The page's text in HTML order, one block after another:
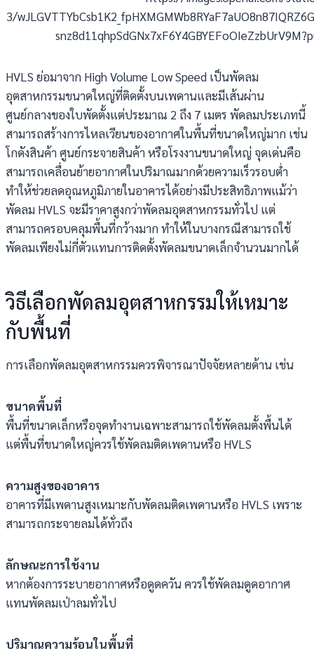
HVLS ย่อมาจาก High Volume Low Speed เป็นพัดลม
อุตสาหกรรมขนาดใหญ่ที่ติดตั้งบนเพดานและมีเส้นผ่าน
ศูนย์กลางของใบพัดตั้งแต่ประมาณ 2 ถึง 7 เมตร พัดลมประเภทนี้
สามารถสร้างการไหลเวียนของอากาศในพื้นที่ขนาดใหญ่มาก เช่น
โกดังสินค้า ศูนย์กระจายสินค้า หรือโรงงานขนาดใหญ่ จุดเด่นคือ
สามารถเคลื่อนย้ายอากาศในปริมาณมากด้วยความเร็วรอบต่ำ
ทำให้ช่วยลดอุณหภูมิภายในอาคารได้อย่างมีประสิทธิภาพแม้ว่า
พัดลม HVLS จะมีราคาสูงกว่าพัดลมอุตสาหกรรมทั่วไป แต่
สามารถครอบคลุมพื้นที่กว้างมาก ทำให้ในบางกรณีสามารถใช้
พัดลมเพียงไม่กี่ตัวแทนการติดตั้งพัดลมขนาดเล็กจำนวนมากได้
วิธีเลือกพัดลมอุตสาหกรรมให้เหมาะ
กับพื้นที่
การเลือกพัดลมอุตสาหกรรมควรพิจารณาปัจจัยหลายด้าน เช่น
ขนาดพื้นที่
พื้นที่ขนาดเล็กหรือจุดทำงานเฉพาะสามารถใช้พัดลมตั้งพื้นได้
แต่พื้นที่ขนาดใหญ่ควรใช้พัดลมติดเพดานหรือ HVLS
ความสูงของอาคาร
อาคารที่มีเพดานสูงเหมาะกับพัดลมติดเพดานหรือ HVLS เพราะ
สามารถกระจายลมได้ทั่วถึง
ลักษณะการใช้งาน
หากต้องการระบายอากาศหรือดูดควัน ควรใช้พัดลมดูดอากาศ
แทนพัดลมเป่าลมทั่วไป
ปริมาณความร้อนในพื้นที่